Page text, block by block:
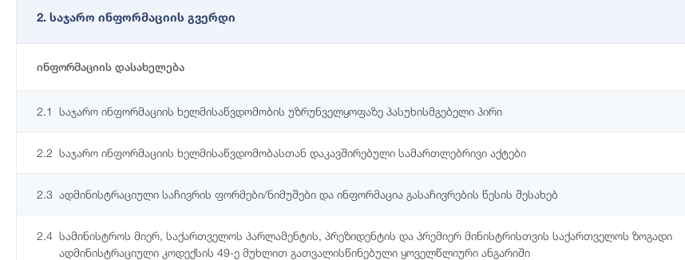
2. საჯარო ინფორმაციის გვერდი
ინფორმაციის დასახელება
2.1 საჯარო ინფორმაციის ხელმისაწვდომობის უზრუნველყოფაზე პასუხისმგებელი პირი
2.2 საჯარო ინფორმაციის ხელმისაწვდომობასთან დაკავშირებული სამართლებრივი აქტები
2.3 ადმინისტრაციული საჩივრის ფორმები/ნიმუშები და ინფორმაცია გასაჩივრების წესის შესახებ
2.4 სამინისტროს მიერ, საქართველოს პარლამენტის, პრეზიდენტის და პრემიერ მინისტრისთვის საქართველოს ზოგადი
ადმინისტრაციული კოდექსის 49-ე მუხლით გათვალისწინებული ყოველწლიური ანგარიში